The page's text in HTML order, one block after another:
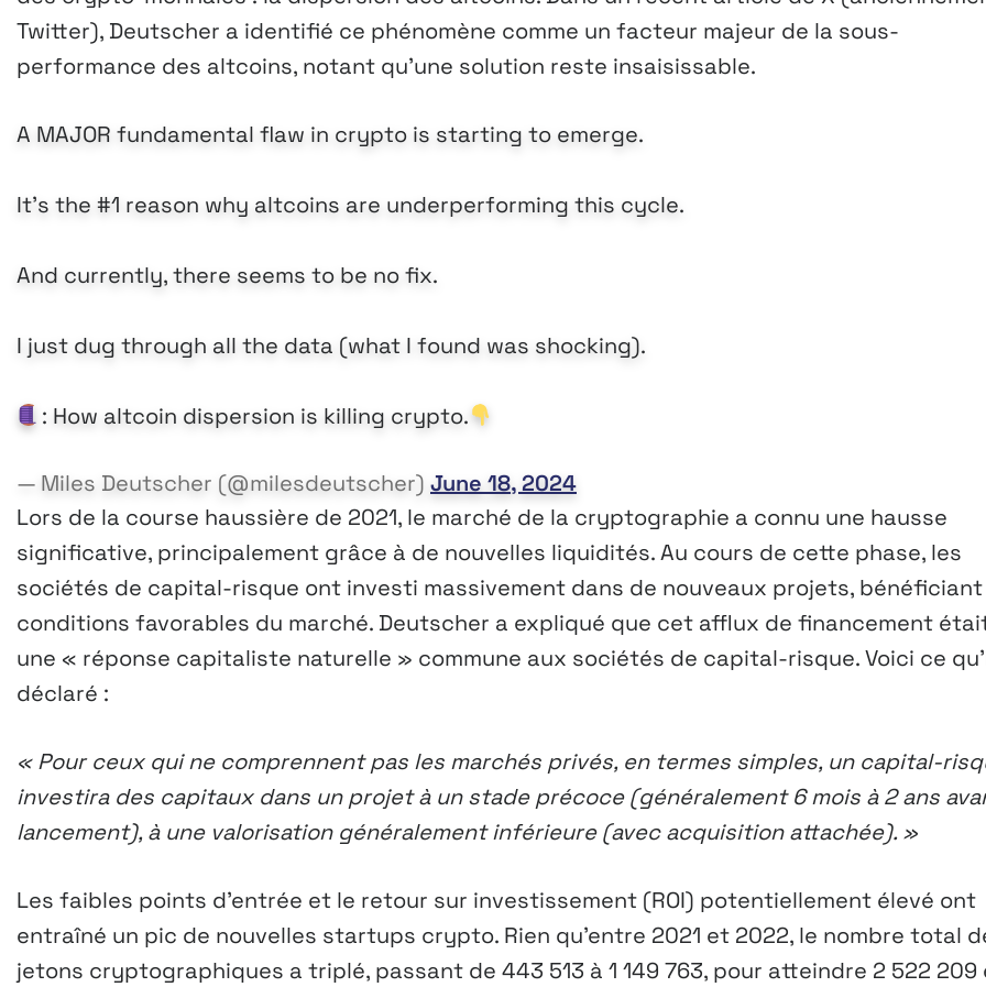
Twitter), Deutscher a identifié ce phénomène comme un facteur majeur de la sous-
performance des altcoins, notant qu’une solution reste insaisissable.
A MAJOR fundamental flaw in crypto is starting to emerge.
It's the #1 reason why altcoins are underperforming this cycle.
And currently, there seems to be no fix.
I just dug through all the data (what I found was shocking).
: How altcoin dispersion is killing crypto.
— Miles Deutscher (@milesdeutscher) June 18, 2024
Lors de la course haussière de 2021, le marché de la cryptographie a connu une hausse
significative, principalement grâce à de nouvelles liquidités. Au cours de cette phase, les
sociétés de capital-risque ont investi massivement dans de nouveaux projets,
conditions favorables du marché. Deutscher a expliqué que cet afflux de financement
une « réponse capitaliste naturelle » commune aux sociétés de capital-risque. Voici ce
déclaré :
« Pour ceux qui ne comprennent pas les marchés privés, en termes simples, un capital-
investira des capitaux dans un projet à un stade précoce (généralement 6 mois à 2 ans
lancement), à une valorisation généralement inférieure (avec acquisition attachée). »
Les faibles points d’entrée et le retour sur investissement (ROI) potentiellement élevé ont
entraîné un pic de nouvelles startups crypto. Rien qu’entre 2021 et 2022, le nombre total
jetons cryptographiques a triplé, passant de 443 513 à 1 149 763, pour atteindre 2 522 209